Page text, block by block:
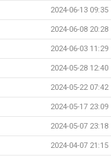
2024-06-13 09:35
2024-06-08 20:28
2024-06-03 11:29
2024-05-28 12:40
2024-05-22 07:42
2024-05-17 23:09
2024-05-07 23:18
2024-04-07 21:15